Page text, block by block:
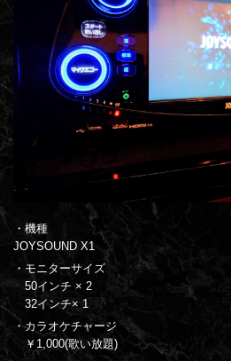
・機種
JOYSOUND X1
・モニターサイズ
50インチ × 2
32インチ× 1
・カラオケチャージ
￥1,000(歌い放題)